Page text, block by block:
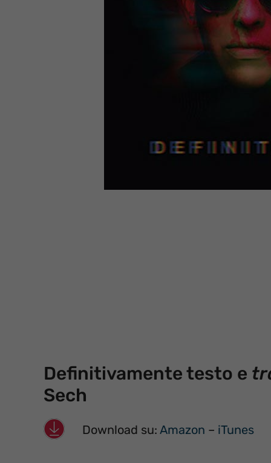
Definitivamente testo e
Sech
Download su: Amazon – iTunes